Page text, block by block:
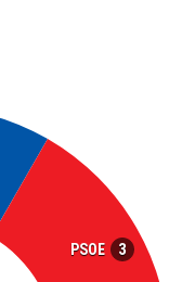
PSOE 3